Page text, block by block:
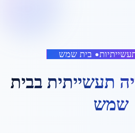
• בית שמש
תעשייתית בבית
שמש